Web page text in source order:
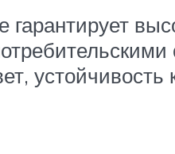
устойчивость